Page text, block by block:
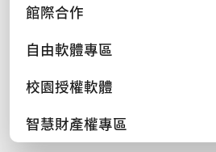
館際合作
自由軟體專區
校園授權軟體
智慧財產權專區